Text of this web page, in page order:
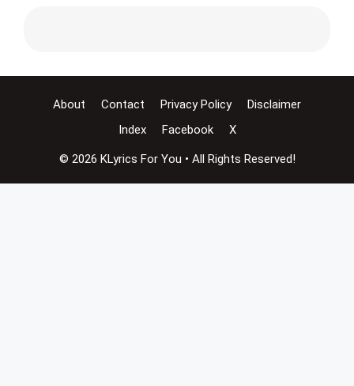
About Contact Privacy Policy
Disclaimer
Index
Facebook X
© 2026 KLyrics For You • All Rights Reserved!